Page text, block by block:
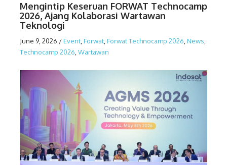
Mengintip Keseruan FORWAT Technocamp
2026, Ajang Kolaborasi Wartawan
Teknologi
June 9, 2026 /Event,Forwat,Forwat Technocamp 2026,News,
Technocamp 2026,Wartawan